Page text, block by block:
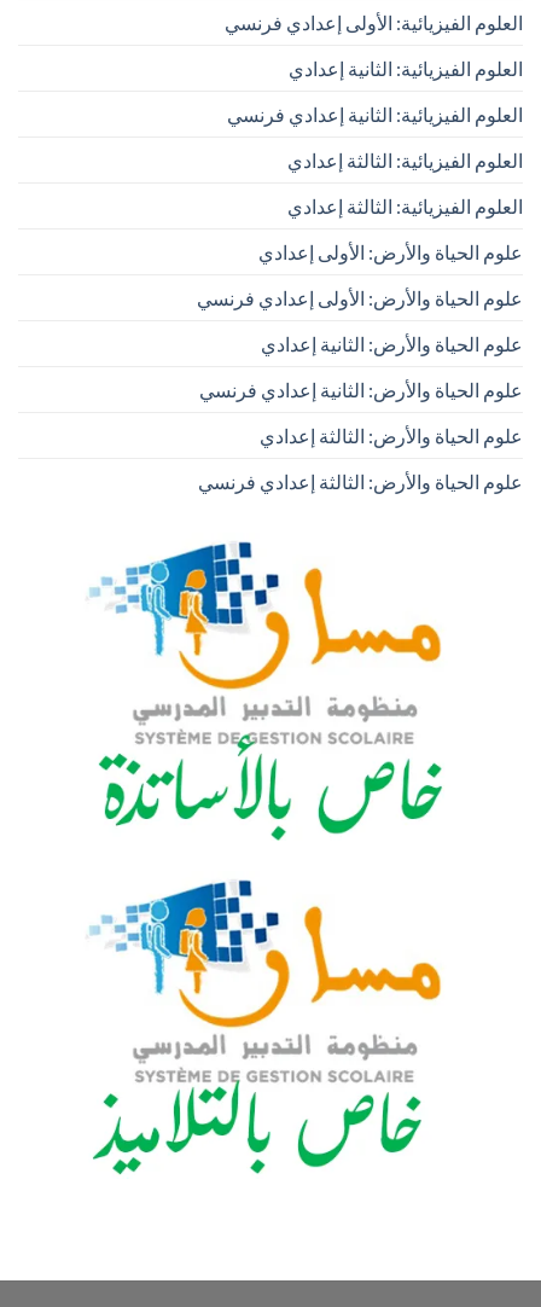
العلوم الفيزيائية: الأولى إعدادي فرنسي
العلوم الفيزيائية: الثانية إعدادي
العلوم الفيزيائية: الثانية إعدادي فرنسي
العلوم الفيزيائية: الثالثة إعدادي
العلوم الفيزيائية: الثالثة إعدادي
علوم الحياة والأرض: الأولى إعدادي
علوم الحياة والأرض: الأولى إعدادي فرنسي
علوم الحياة والأرض: الثانية إعدادي
علوم الحياة والأرض: الثانية إعدادي فرنسي
علوم الحياة والأرض: الثالثة إعدادي
علوم الحياة والأرض: الثالثة إعدادي فرنسي